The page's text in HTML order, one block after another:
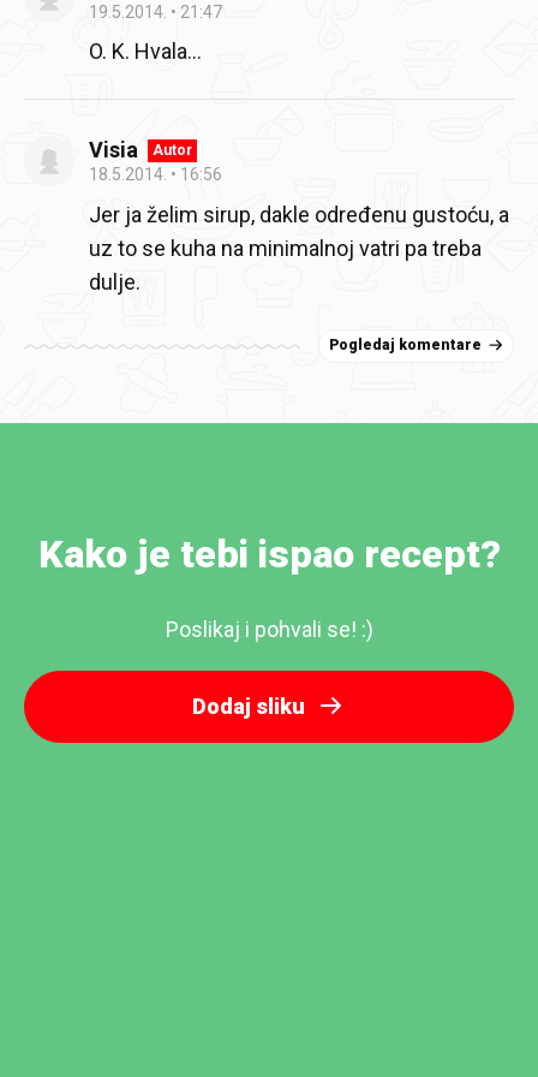
19.5.2014. 21:47
O. K. Hvala...
Visia Autor
18.5.2014. 16:56
Jer ja želim sirup, dakle određenu gustoću, a
uz to se kuha na minimalnoj vatri pa treba
dulje.
Pogledaj komentare
Kako je tebi ispao recept?
Poslikaj i pohvali se! :)
Dodaj sliku